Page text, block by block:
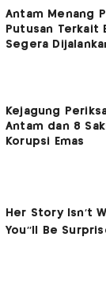
Antam Menang
Putusan Terkait
Segera
Kejagung
Antam dan 8
Korupsi Emas